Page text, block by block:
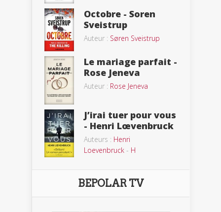
Octobre - Soren
Sveistrup
Auteur : Søren Sveistrup
Le mariage parfait -
Rose Jeneva
Auteur : Rose Jeneva
J’irai tuer pour vous
- Henri Lœvenbruck
Auteurs : Henri
Loevenbruck - H
BEPOLAR TV